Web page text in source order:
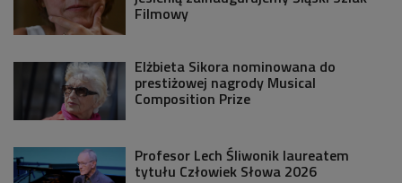
Filmowy
Elżbieta Sikora nominowana do
prestiżowej nagrody Musical
Composition Prize
Profesor Lech Śliwonik laureatem
tytułu Człowiek Słowa 2026